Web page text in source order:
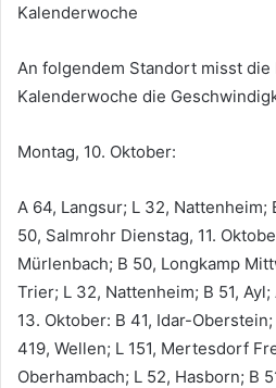
Kalenderwoche
An folgendem Standort misst
Kalenderwoche die
Montag, 10. Oktober:
A 64, Langsur; L 32,
50, Salmrohr Dienstag, 11.
Mürlenbach; B 50, Longkamp
Trier; L 32, Nattenheim; B 51,
13. Oktober: B 41, Idar-
419, Wellen; L 151, Mertesdorf
Oberhambach; L 52, Hasborn; B